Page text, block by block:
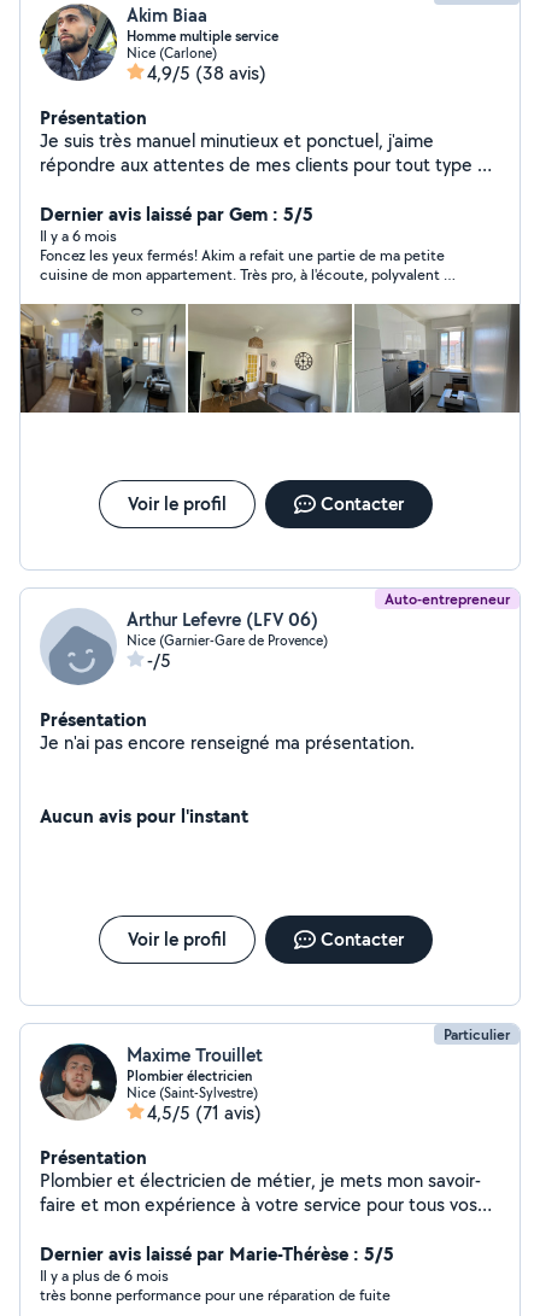
Akim Biaa
Homme multiple service
Nice (Carlone)
4,9/5 (38 avis)
Présentation
Je suis très manuel minutieux et ponctuel, j'aime
répondre aux attentes de mes clients pour tout type de
n'hésitez pas, devis gratuit ! Les clients sont rois. Au
plaisir.
Dernier avis laissé par Gem : 5/5
Il y a 6 mois
Foncez les yeux fermés! Akim a refait une partie de ma petite
cuisine de mon appartement. Très pro, à l'écoute, polyvalent et
Voir le profil Contacter
Auto-entrepreneur
Arthur Lefevre (LFV 06)
Nice (Garnier-Gare de Provence)
-/5
Présentation
Je n'ai pas encore renseigné ma présentation.
Aucun avis pour l'instant
Voir le profil Contacter
Particulier
Maxime Trouillet
Plombier électricien
Nice (Saint-Sylvestre)
4,5/5 (71 avis)
Présentation
Plombier et électricien de métier, je mets mon savoir-
faire et mon expérience à votre service pour tous vos
Dernier avis laissé par Marie-Thérèse : 5/5
Il y a plus de 6 mois
très bonne performance pour une réparation de fuite